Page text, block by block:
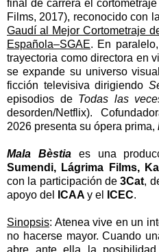
final de carrera el
Films, 2017), reconocido con la
Gaudí al Mejor Cortometraje
Española–SGAE. En
trayectoria como directora en
se expande su universo
ficción televisiva dirigiendo
episodios de Todas las
desorden/Netflix).
2026 presenta su ópera prima,
Mala Bèstiaes una
Sumendi, Lágrima Films,
con la participación de3Cat,
apoyo del
ICAA y el ICEC.
Sinopsis: Atenea vive en un
no hacerse mayor. Cuando
abre ante ella la